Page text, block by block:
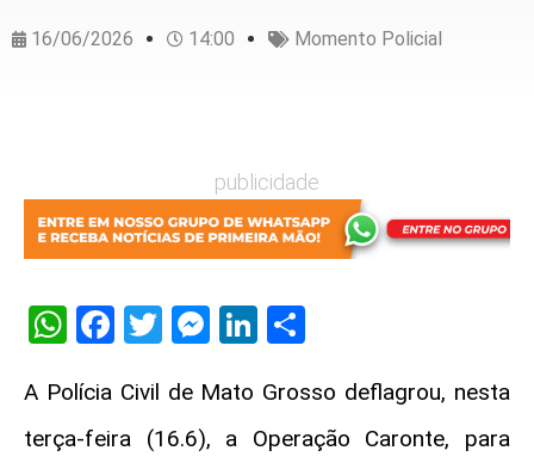
16/06/2026 14:00 Momento Policial
publicidade
WhatsApp
Facebook
Twitter
Messenger
LinkedIn
A Polícia Civil de Mato Grosso deflagrou, nesta
terça-feira (16.6), a Operação Caronte, para